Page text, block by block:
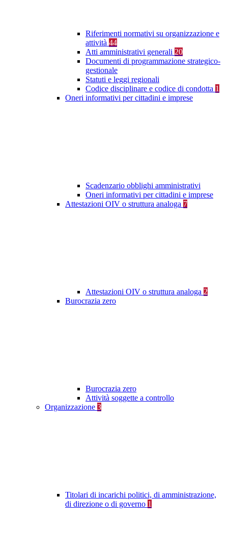
Riferimenti normativi su organizzazione e
attività 44
Atti amministrativi generali 20
Documenti di programmazione strategico-
gestionale
Statuti e leggi regionali
Codice disciplinare e codice di condotta 1
Oneri informativi per cittadini e imprese
Scadenzario obblighi amministrativi
Oneri informativi per cittadini e imprese
Attestazioni OIV o struttura analoga 7
Attestazioni OIV o struttura analoga 2
Burocrazia zero
Burocrazia zero
Attività soggette a controllo
Organizzazione 3
Titolari di incarichi politici, di amministrazione,
di direzione o di governo 1